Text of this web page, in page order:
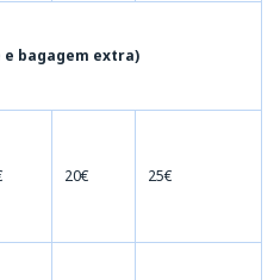
e bagagem extra)
20€ 25€